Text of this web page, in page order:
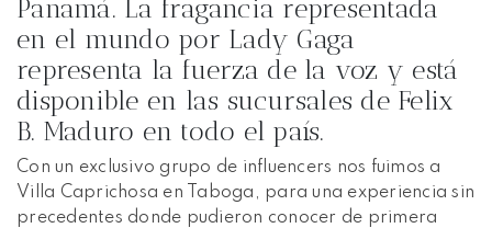
Panamá. La fragancia representada
en el mundo por Lady Gaga
representa la fuerza de la voz y está
disponible en las sucursales de Felix
B. Maduro en todo el país.
Con un exclusivo grupo de influencers nos fuimos a
Villa Caprichosa en Taboga, para una experiencia sin
precedentes donde pudieron conocer de primera